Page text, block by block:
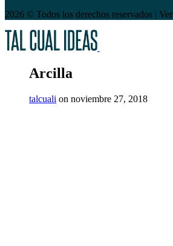
2026 © Todos los derechos reservados | Ver
Arcilla
talcuali on noviembre 27, 2018